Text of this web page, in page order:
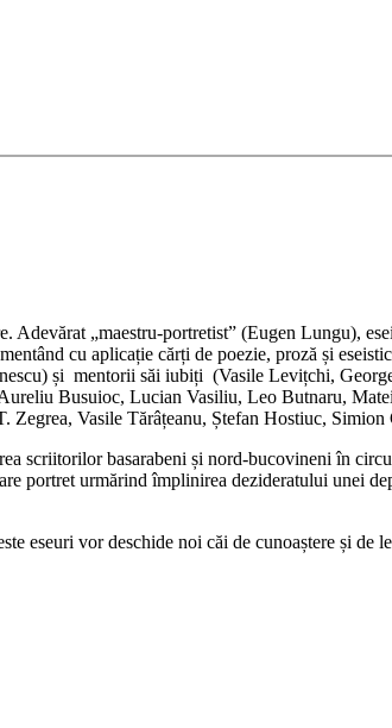
„maestru-portretist” (Eugen Lungu),
cu aplicație cărți de poezie, proză și
și mentorii săi iubiți (Vasile Levițchi,
Busuioc, Lucian Vasiliu, Leo Butnaru,
Vasile Tărâțeanu, Ștefan Hostiuc, Simion
scriitorilor basarabeni și nord-bucovineni în
portret urmărind împlinirea dezideratului unei
eseuri vor deschide noi căi de cunoaștere și de